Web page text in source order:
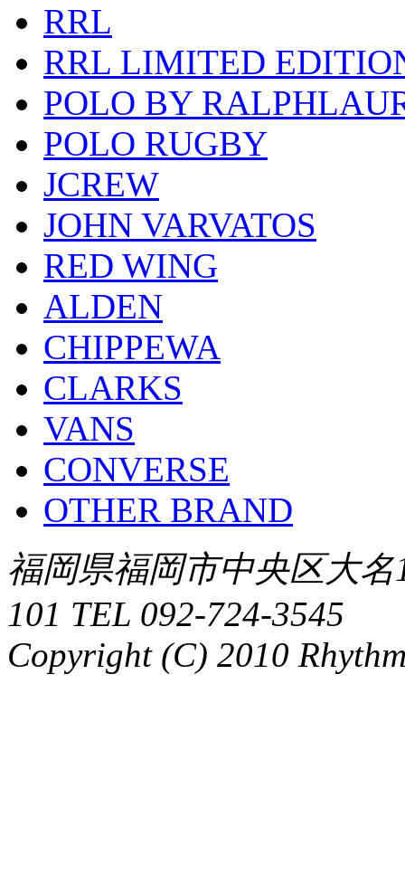
RRL
RRL LIMITED
POLO BY
POLO RUGBY
JCREW
JOHN VARVATOS
RED WING
ALDEN
CHIPPEWA
CLARKS
VANS
CONVERSE
OTHER BRAND
福岡県福岡市中央区大
101 TEL 092-724-3545
Copyright (C) 2010